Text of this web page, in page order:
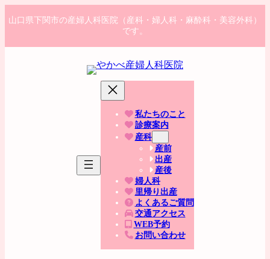
ン
ン
ビ
ー
山口県下関市の産婦人科医院（産科・婦人科・麻酔科・美容外科）
です。
私たちのこと
診療案内
産科
産前
出産
産後
婦人科
里帰り出産
よくあるご質問
交通アクセス
WEB予約
お問い合わせ